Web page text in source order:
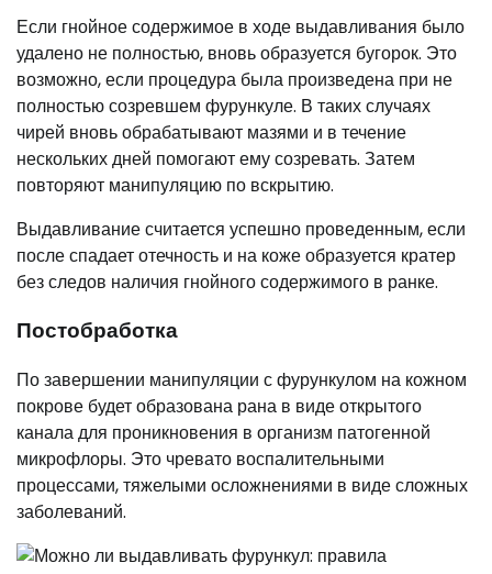
Если гнойное содержимое в ходе выдавливания было
удалено не полностью, вновь образуется бугорок. Это
возможно, если процедура была произведена при не
полностью созревшем фурункуле. В таких случаях
чирей вновь обрабатывают мазями и в течение
нескольких дней помогают ему созревать. Затем
повторяют манипуляцию по вскрытию.
Выдавливание считается успешно проведенным, если
после спадает отечность и на коже образуется кратер
без следов наличия гнойного содержимого в ранке.
Постобработка
По завершении манипуляции с фурункулом на кожном
покрове будет образована рана в виде открытого
канала для проникновения в организм патогенной
микрофлоры. Это чревато воспалительными
процессами, тяжелыми осложнениями в виде сложных
заболеваний.